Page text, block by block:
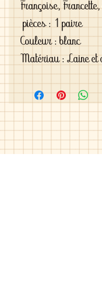
Françoise,
pièces : 1 paire
Couleur : blanc
Matériau : Laine